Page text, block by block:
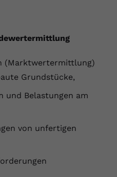
(Marktwertermittlung)
Grundstücke,
und Belastungen am
von unfertigen
gesetzte Cookie
zu speichern, welche
der Nutzer